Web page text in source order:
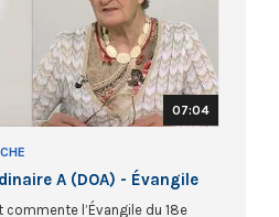
07:04
A (DOA) - Évangile
commente l’Évangile du 18e